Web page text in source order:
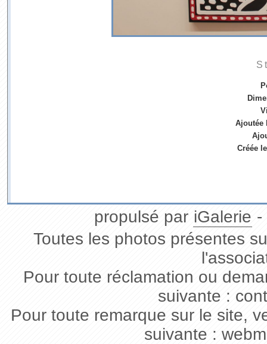
Ajoutée
Créée le
propulsé par iGalerie -
Toutes les photos présentes
Pour toute réclamation ou
suivante :
Pour toute remarque sur le site,
suivante :